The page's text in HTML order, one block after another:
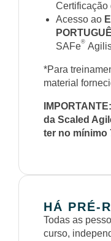
Certificação
Acesso ao
SAFe®
*Para
material
da Scaled
ter no mínimo
HÁ PRÉ-
Todas as
curso,